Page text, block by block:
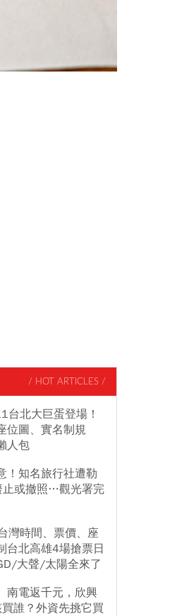
/ HOT ARTICLES /
北大巨蛋登場！
位圖、實名制規
人包
！知名旅行社遭勒
止或撤照…觀光署完
灣時間、票價、座
台北高雄4場搶票日
大聲/太陽全來了
南電返千元，欣興
誰？外資先挑它買